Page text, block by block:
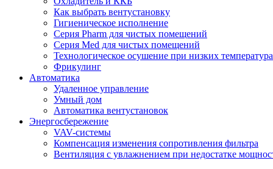
Как выбрать вентустановку
Гигиеническое исполнение
Серия Pharm для чистых помещений
Серия Med для чистых помещений
Технологическое осушение при низких
Фрикулинг
Автоматика
Удаленное управление
Умный дом
Автоматика вентустановок
Энергосбережение
VAV-системы
Компенсация изменения сопротивления фильтра
Вентиляция с увлажнением при недостатке